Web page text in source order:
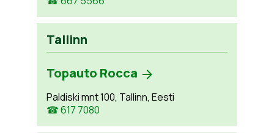
Tallinn
Topauto Rocca
Paldiski mnt 100, Tallinn, Eesti
☎ 617 7080